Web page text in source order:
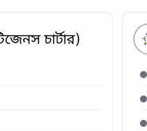
চার্টার)